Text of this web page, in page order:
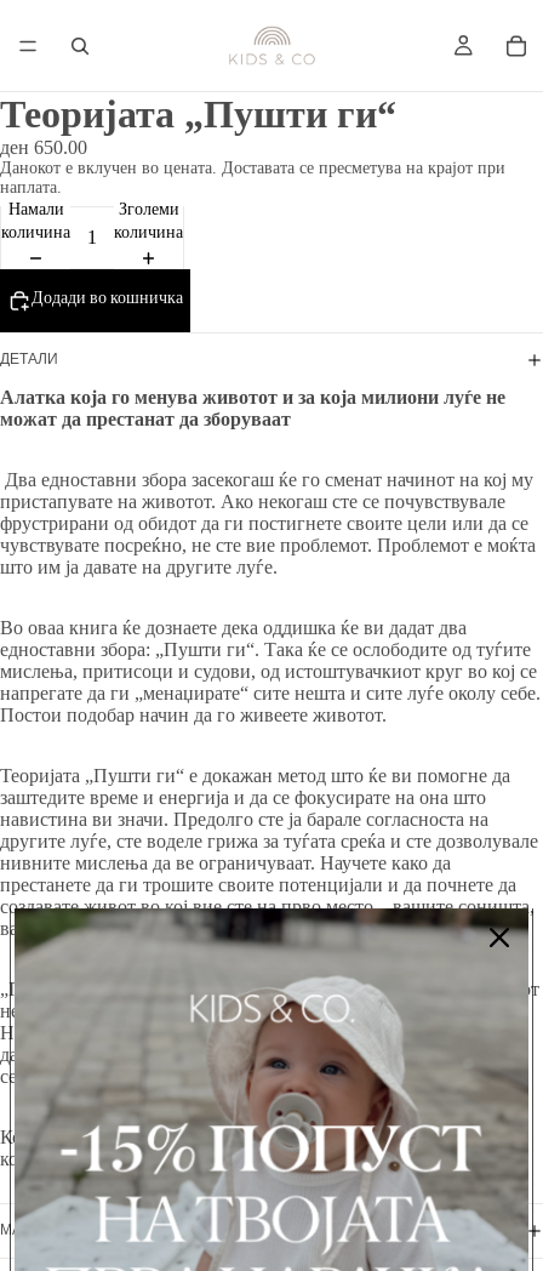
Теоријата „Пушти ги“
ден 650.00
Данокот е вклучен во цената. Доставата се пресметува на крајот при
наплата.
Намали
количина
Зголеми
количина
Додади во кошничка
ДЕТАЛИ
Алатка која го менува животот и за која милиони луѓе не
можат да престанат да зборуваат
Два едноставни збора засекогаш ќе го сменат начинот на кој му
пристапувате на животот. Ако некогаш сте се почувствувале
фрустрирани од обидот да ги постигнете своите цели или да се
чувствувате посреќно, не сте вие проблемот. Проблемот е моќта
што им ја давате на другите луѓе.
Во оваа книга ќе дознаете дека оддишка ќе ви дадат два
едноставни збора: „Пушти ги“. Така ќе се ослободите од туѓите
мислења, притисоци и судови, од истоштувачкиот круг во кој се
напрегате да ги „менаџирате“ сите нешта и сите луѓе околу себе.
Постои подобар начин да го живеете животот.
Теоријата „Пушти ги“ е докажан метод што ќе ви помогне да
заштедите време и енергија и да се фокусирате на она што
навистина ви значи. Предолго сте ја барале согласноста на
другите луѓе, сте воделе грижа за туѓата среќа и сте дозволувале
нивните мислења да ве ограничуваат. Научете како да
престанете да ги трошите своите потенцијали и да почнете да
создавате живот во кој вие сте на прво место – вашите соништа,
вашите цели, вашата среќа.
„Пушти ги“ е едноставна алатка за која милиони луѓе низ светот
не престануваат да зборуваат, затоа што таа функционира.
Најбрзиот начин да ја преземете контролата над својот живот е
да престанете да се обидувате да контролирате други луѓе и да
се фокусирате на она што можете да го контролирате – себеси.
Кога ќе им дозволите на другите да го живеат својот живот,
конечно и вие ќе го живеете вашиот.
МАТЕРИЈАЛИ + НЕГА